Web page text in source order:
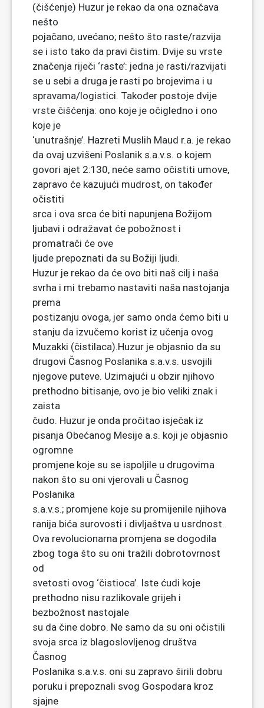
(čišćenje) Huzur je rekao da ona označava
nešto
pojačano, uvećano; nešto što raste/razvija
se i isto tako da pravi čistim. Dvije su vrste
značenja riječi ‘raste’: jedna je rasti/razvijati
se u sebi a druga je rasti po brojevima i u
spravama/logistici. Također postoje dvije
vrste čišćenja: ono koje je očigledno i ono
koje je
‘unutrašnje’. Hazreti Muslih Maud r.a. je rekao
da ovaj uzvišeni Poslanik s.a.v.s. o kojem
govori ajet 2:130, neće samo očistiti umove,
zapravo će kazujući mudrost, on također
očistiti
srca i ova srca će biti napunjena Božijom
ljubavi i odražavat će pobožnost i
promatrači će ove
ljude prepoznati da su Božiji ljudi.
Huzur je rekao da će ovo biti naš cilj i naša
svrha i mi trebamo nastaviti naša nastojanja
prema
postizanju ovoga, jer samo onda ćemo biti u
stanju da izvučemo korist iz učenja ovog
Muzakki (čistilaca).Huzur je objasnio da su
drugovi Časnog Poslanika s.a.v.s. usvojili
njegove puteve. Uzimajući u obzir njihovo
prethodno bitisanje, ovo je bio veliki znak i
zaista
čudo. Huzur je onda pročitao isječak iz
pisanja Obećanog Mesije a.s. koji je objasnio
ogromne
promjene koje su se ispoljile u drugovima
nakon što su oni vjerovali u Časnog
Poslanika
s.a.v.s.; promjene koje su promijenile njihova
ranija bića surovosti i divljaštva u usrdnost.
Ova revolucionarna promjena se dogodila
zbog toga što su oni tražili dobrotovrnost
od
svetosti ovog ‘čistioca’. Iste ćudi koje
prethodno nisu razlikovale grijeh i
bezbožnost nastojale
su da čine dobro. Ne samo da su oni očistili
svoja srca iz blagoslovljenog društva
Časnog
Poslanika s.a.v.s. oni su zapravo širili dobru
poruku i prepoznali svog Gospodara kroz
sjajne